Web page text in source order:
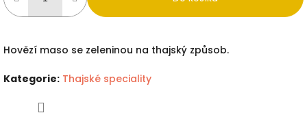
Hovězí maso se zeleninou na thajský způsob.
Kategorie: Thajské speciality